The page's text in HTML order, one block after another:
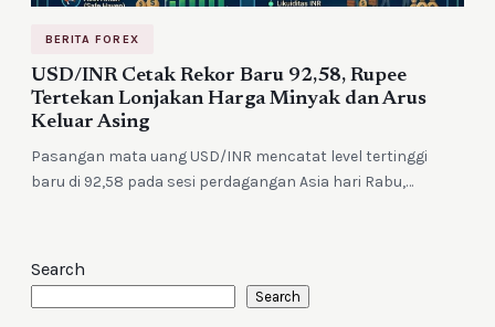
BERITA FOREX
USD/INR Cetak Rekor Baru 92,58, Rupee
Tertekan Lonjakan Harga Minyak dan Arus
Keluar Asing
Pasangan mata uang USD/INR mencatat level tertinggi
baru di 92,58 pada sesi perdagangan Asia hari Rabu,…
Search
Search